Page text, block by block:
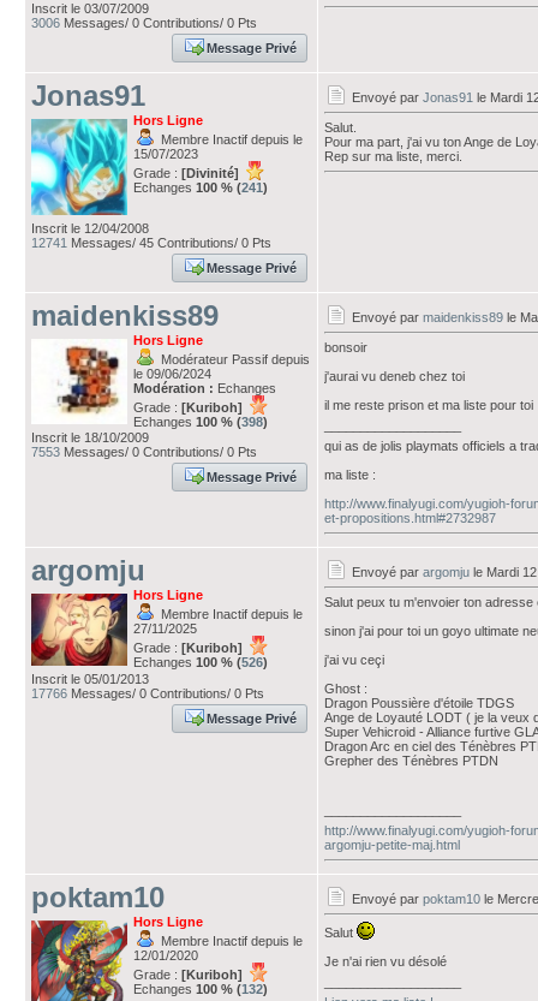
Inscrit le 03/07/2009
3006 Messages/ 0 Contributions/ 0 Pts
Message Privé
Jonas91
Hors Ligne
Membre Inactif depuis le
15/07/2023
Grade : [Divinité]
Echanges 100 % (241)
Inscrit le 12/04/2008
12741 Messages/ 45 Contributions/ 0 Pts
Message Privé
Envoyé par Jonas91 le Mardi
Salut.
Pour ma part, j'ai vu ton Ange de
Rep sur ma liste, merci.
maidenkiss89
Hors Ligne
Modérateur Passif depuis
le 09/06/2024
Modération : Echanges
Grade : [Kuriboh]
Echanges 100 % (398)
Inscrit le 18/10/2009
7553 Messages/ 0 Contributions/ 0 Pts
Message Privé
Envoyé par maidenkiss89 le
bonsoir
j'aurai vu deneb chez toi
il me reste prison et ma liste pour toi
qui as de jolis playmats officiels a
ma liste :
http://www.finalyugi.com/yugioh-
et-propositions.html#2732987
argomju
Hors Ligne
Membre Inactif depuis le
27/11/2025
Grade : [Kuriboh]
Echanges 100 % (526)
Inscrit le 05/01/2013
17766 Messages/ 0 Contributions/ 0 Pts
Message Privé
Envoyé par argomju le Mardi
Salut peux tu m'envoier ton adresse
sinon j'ai pour toi un goyo ultimate
j'ai vu ceçi
Ghost :
Dragon Poussière d'étoile TDGS
Ange de Loyauté LODT ( je la veux
Super Vehicroid - Alliance furtive
Dragon Arc en ciel des Ténèbres
Grepher des Ténèbres PTDN
http://www.finalyugi.com/yugioh-
argomju-petite-maj.html
poktam10
Hors Ligne
Membre Inactif depuis le
12/01/2020
Grade : [Kuriboh]
Echanges 100 % (132)
Envoyé par poktam10 le
Salut
Je n'ai rien vu désolé